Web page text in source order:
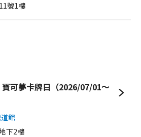
號1樓
可夢卡牌日（2026/07/01～
館
下2樓